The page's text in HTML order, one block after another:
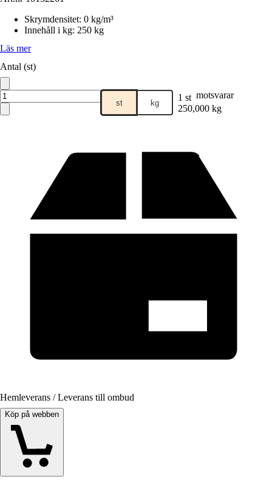
Skrymdensitet: 0 kg/m³
Innehåll i kg: 250 kg
Läs mer
Antal (st)
st kg 1 st motsvarar
250,000 kg
Hemleverans / Leverans till ombud
Köp på webben